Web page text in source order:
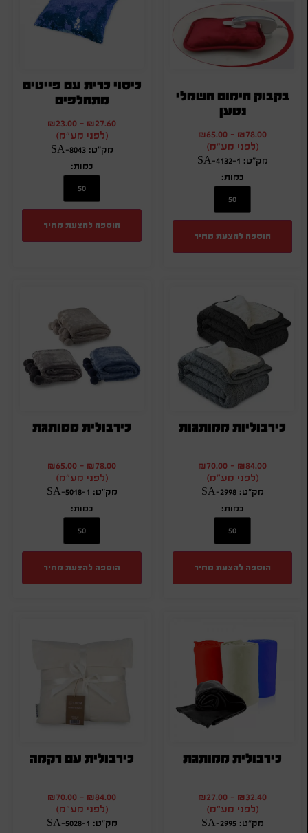
בקבוק חימום חשמלי
נטען
₪78.00
-
₪65.00
(לפני מע"מ)
מק"ט: SA-4132-1
כמות:
הוספה להצעת מחיר
כיסוי כרית עם פייטים
מתחלפים
₪27.60
-
₪23.00
(לפני מע"מ)
מק"ט: SA-8043
כמות:
הוספה להצעת מחיר
כירבוליות ממותגות
₪84.00
-
₪70.00
(לפני מע"מ)
מק"ט: SA-2998
כמות:
הוספה להצעת מחיר
כירבולית ממותגת
₪78.00
-
₪65.00
(לפני מע"מ)
מק"ט: SA-5018-1
כמות:
הוספה להצעת מחיר
כירבולית ממותגת
₪32.40
-
₪27.00
(לפני מע"מ)
מק"ט: SA-2995
כירבולית עם רקמה
₪84.00
-
₪70.00
(לפני מע"מ)
מק"ט: SA-5028-1